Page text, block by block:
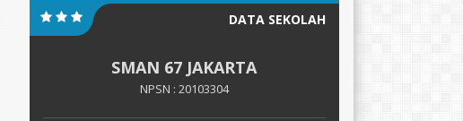
DATA SEKOLAH
SMAN 67 JAKARTA
NPSN : 20103304